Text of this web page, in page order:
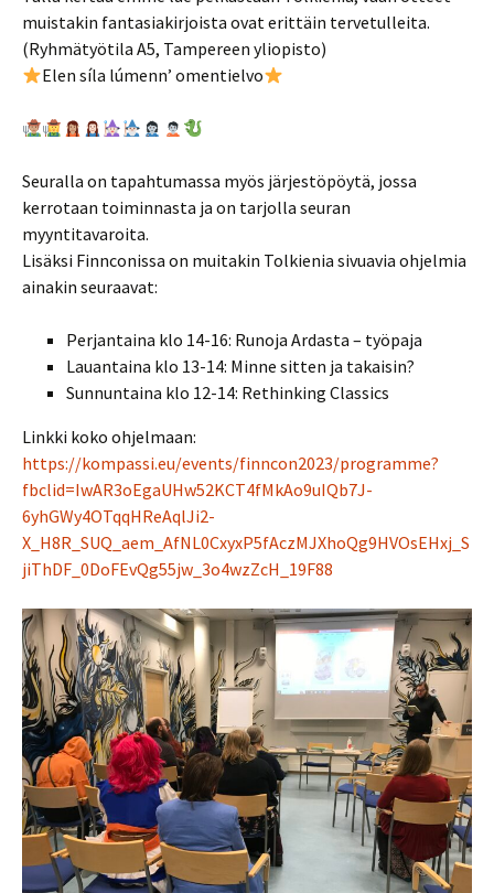
muistakin fantasiakirjoista ovat erittäin tervetulleita.
(Ryhmätyötila A5, Tampereen yliopisto)
Elen síla lúmenn’ omentielvo
Seuralla on tapahtumassa myös järjestöpöytä, jossa
kerrotaan toiminnasta ja on tarjolla seuran
myyntitavaroita.
Lisäksi Finnconissa on muitakin Tolkienia sivuavia ohjelmia
ainakin seuraavat:
Perjantaina klo 14-16: Runoja Ardasta – työpaja
Lauantaina klo 13-14: Minne sitten ja takaisin?
Sunnuntaina klo 12-14: Rethinking Classics
Linkki koko ohjelmaan:
https://kompassi.eu/events/finncon2023/programme?
fbclid=IwAR3oEgaUHw52KCT4fMkAo9uIQb7J-
6yhGWy4OTqqHReAqlJi2-
X_H8R_SUQ_aem_AfNL0CxyxP5fAczMJXhoQg9HVOsEHxj_S
jiThDF_0DoFEvQg55jw_3o4wzZcH_19F88